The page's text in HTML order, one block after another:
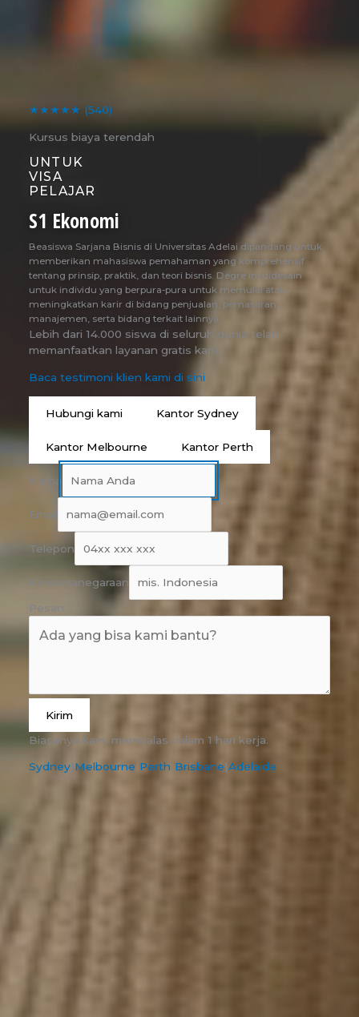
★★★★★ (540)
Kursus biaya terendah
UNTUK
VISA
PELAJAR
S1 Ekonomi
Beasiswa Sarjana Bisnis di Universitas Adelai dipandang untuk
memberikan mahasiswa pemahaman yang komprehensif
tentang prinsip, praktik, dan teori bisnis. Degre ini didesain
untuk individu yang berpura-pura untuk memulai atau
meningkatkan karir di bidang penjualan, pemasaran,
manajemen, serta bidang terkait lainnya.
Lebih dari 14.000 siswa di seluruh dunia telah
memanfaatkan layanan gratis kami.
Baca testimoni klien kami di sini
Hubungi kami Kantor Sydney
Kantor Melbourne Kantor Perth
Nama
Email
Telepon
Kewarganegaraan
Kirim
Biasanya kami membalas dalam 1 hari kerja.
Sydney| Melbourne|Perth|Brisbane|Adelaide